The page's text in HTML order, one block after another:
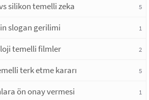
silikon temelli zeka 5
slogan gerilimi 1
temelli filmler 2
terk etme kararı 5
ön onay vermesi 1